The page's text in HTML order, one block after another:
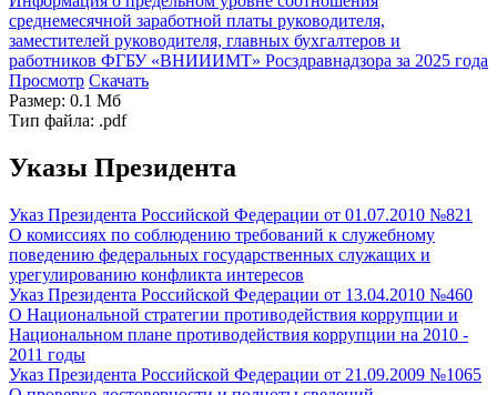
среднемесячной заработной платы руководителя,
заместителей руководителя, главных бухгалтеров и
работников ФГБУ «ВНИИИМТ» Росздравнадзора за 2025 года
Просмотр Скачать
Размер: 0.1 Мб
Тип файла: .pdf
Указы Президента
Указ Президента Российской Федерации от 01.07.2010 №821
О комиссиях по соблюдению требований к служебному
поведению федеральных государственных служащих и
урегулированию конфликта интересов
Указ Президента Российской Федерации от 13.04.2010 №460
О Национальной стратегии противодействия коррупции и
Национальном плане противодействия коррупции на 2010 -
2011 годы
Указ Президента Российской Федерации от 21.09.2009 №1065